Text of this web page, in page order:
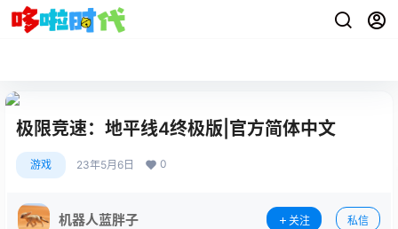
极限竞速：地平线4终极版|官方简体中文
游戏 23年5月6日 0
机器人蓝胖子 关注 私信